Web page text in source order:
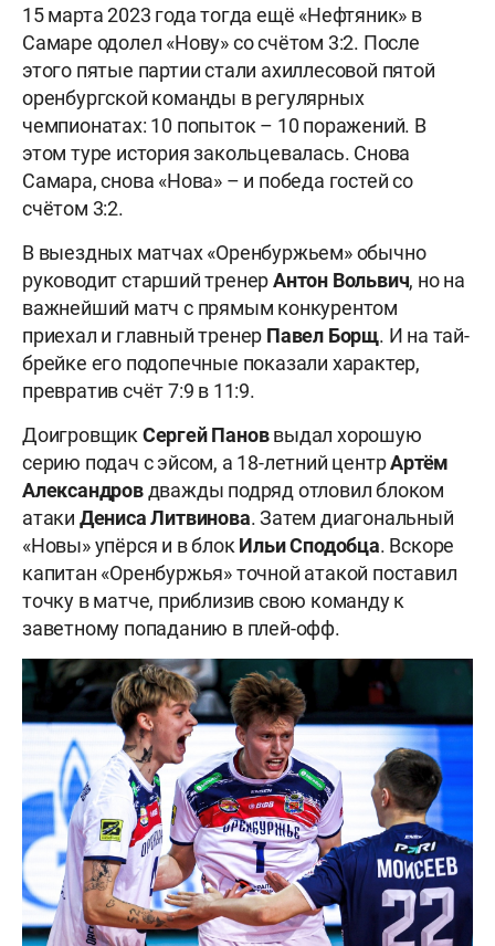
15 марта 2023 года тогда ещё «Нефтяник» в
Самаре одолел «Нову» со счётом 3:2. После
этого пятые партии стали ахиллесовой пятой
оренбургской команды в регулярных
чемпионатах: 10 попыток – 10 поражений. В
этом туре история закольцевалась. Снова
Самара, снова «Нова» – и победа гостей со
счётом 3:2.
В выездных матчах «Оренбуржьем» обычно
руководит старший тренерАнтон Вольвич, но на
важнейший матч с прямым конкурентом
приехал и главный тренер Павел Борщ. И на тай-
брейке его подопечные показали характер,
превратив счёт 7:9 в 11:9.
ДоигровщикСергей Пановвыдал хорошую
серию подач с эйсом, а 18-летний центрАртём
Александровдважды подряд отловил блоком
атаки Дениса Литвинова. Затем диагональный
«Новы» упёрся и в блокИльиСподобца. Вскоре
капитан «Оренбуржья» точной атакой поставил
точку в матче, приблизив свою команду к
заветному попаданию в плей-офф.